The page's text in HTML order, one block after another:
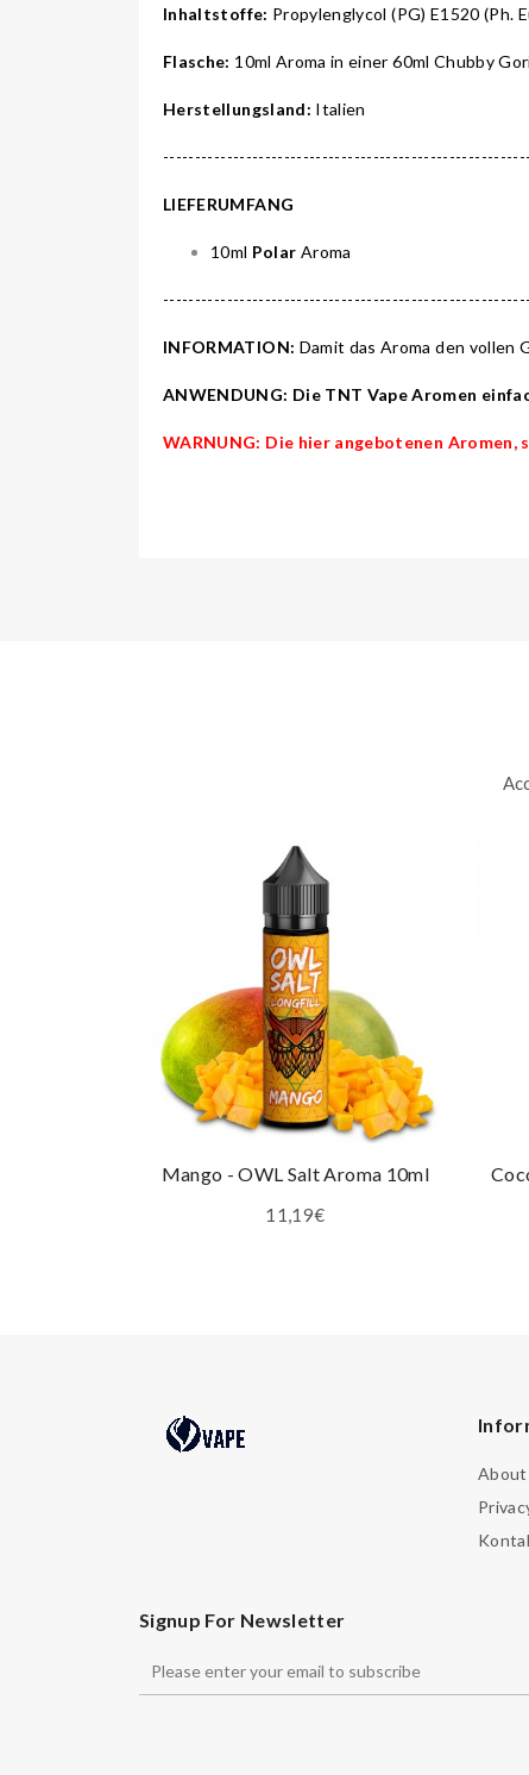
Inhaltstoffe: Propylenglycol (PG) E1520
Flasche: 10ml Aroma in einer 60ml Chubby
Herstellungsland: Italien
LIEFERUMFANG
10ml Polar Aroma
INFORMATION: Damit das Aroma den vollen
ANWENDUNG: Die TNT Vape Aromen
WARNUNG: Die hier angebotenen
Mango - OWL Salt Aroma 10ml
11,19€
About
Signup For Newsletter